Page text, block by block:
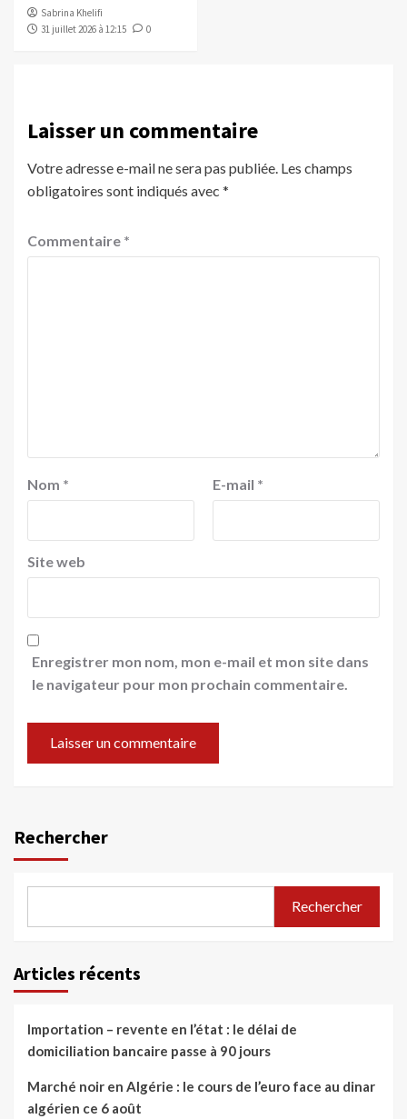
Sabrina Khelifi
31 juillet 2026 à 12:15
0
Laisser un commentaire
Votre adresse e-mail ne sera pas publiée. Les champs
obligatoires sont indiqués avec *
Commentaire *
Nom * E-mail *
Site web
Enregistrer mon nom, mon e-mail et mon site dans
le navigateur pour mon prochain commentaire.
Rechercher
Rechercher
Articles récents
Importation – revente en l’état : le délai de
domiciliation bancaire passe à 90 jours
Marché noir en Algérie : le cours de l’euro face au dinar
algérien ce 6 août